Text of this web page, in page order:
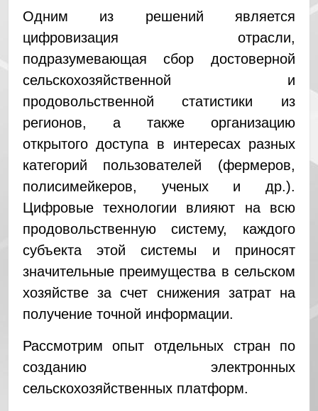
Одним из решений является
цифровизация отрасли,
подразумевающая сбор достоверной
сельскохозяйственной и
продовольственной статистики из
регионов, а также организацию
открытого доступа в интересах разных
категорий пользователей (фермеров,
полисимейкеров, ученых и др.).
Цифровые технологии влияют на всю
продовольственную систему, каждого
субъекта этой системы и приносят
значительные преимущества в сельском
хозяйстве за счет снижения затрат на
получение точной информации.
Рассмотрим опыт отдельных стран по
созданию электронных
сельскохозяйственных платформ.